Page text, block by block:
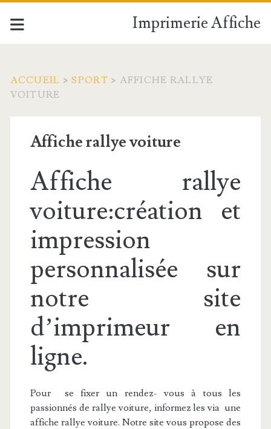
Imprimerie Affiche
ACCUEIL >SPORT > AFFICHE RALLYE
VOITURE
Affiche rallye voiture
Affiche rallye
voiture:création et
impression
personnalisée sur
notre site
d’imprimeur en
ligne.
Pour se fixer un rendez- vous à tous les
passionnés de rallye voiture, informez les via une
affiche rallye voiture. Notre site vous propose des